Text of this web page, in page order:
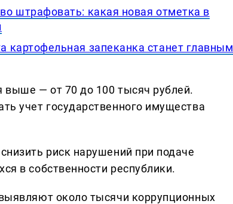
штрафовать: какая новая отметка в
картофельная запеканка станет главным
— от 70 до 100 тысяч рублей.
учет государственного имущества
риск нарушений при подаче
в собственности республики.
около тысячи коррупционных